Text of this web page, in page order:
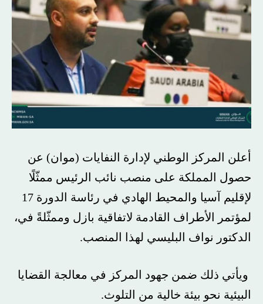
أعلن المركز الوطني لإدارة النفايات (موان) عن
حصول المملكة على منصب نائب الرئيس ممثّلًا
لإقليم آسيا والمحيط الهادي في رئاسة الدورة 17
لمؤتمر الأطراف القادمة لاتفاقية بازل وممثّلةً في،
الدكتور نواف البليسي لهذا المنصب.
ويأتي ذلك ضمن جهود المركز في معالجة القضايا
البيئية نحو بيئة خالية من التلوث.